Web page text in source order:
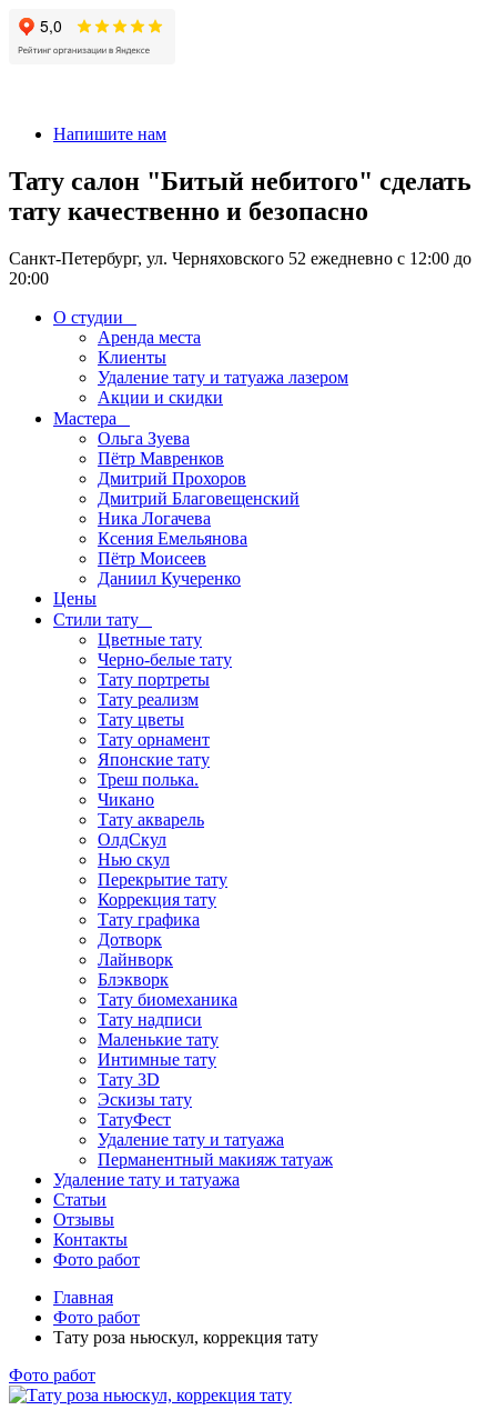
Напишите нам
Тату салон "Битый небитого" сделать
тату качественно и безопасно
Санкт-Петербург, ул. Черняховского 52 ежедневно с 12:00 до
20:00
О студии
Аренда места
Клиенты
Удаление тату и татуажа лазером
Акции и скидки
Мастера
Ольга Зуева
Пётр Мавренков
Дмитрий Прохоров
Дмитрий Благовещенский
Ника Логачева
Ксения Емельянова
Пётр Моисеев
Даниил Кучеренко
Цены
Стили тату
Цветные тату
Черно-белые тату
Тату портреты
Тату реализм
Тату цветы
Тату орнамент
Японские тату
Треш полька.
Чикано
Тату акварель
ОлдСкул
Нью скул
Перекрытие тату
Коррекция тату
Тату графика
Дотворк
Лайнворк
Блэкворк
Тату биомеханика
Тату надписи
Маленькие тату
Интимные тату
Тату 3D
Эскизы тату
ТатуФест
Удаление тату и татуажа
Перманентный макияж татуаж
Удаление тату и татуажа
Статьи
Отзывы
Контакты
Фото работ
Главная
Фото работ
Тату роза ньюскул, коррекция тату
Фото работ